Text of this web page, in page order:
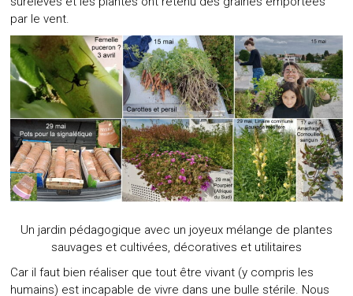
par le vent.
Un jardin pédagogique avec un joyeux mélange de plantes
sauvages et cultivées, décoratives et utilitaires
Car il faut bien réaliser que tout être vivant (y compris les
humains) est incapable de vivre dans une bulle stérile. Nous